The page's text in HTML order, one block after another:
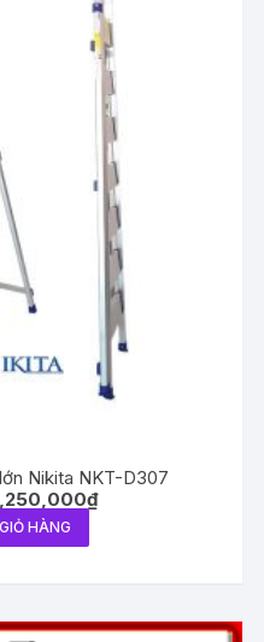
Nikita NKT-D307
₫
HÀNG